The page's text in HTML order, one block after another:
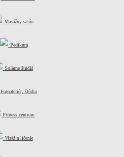
Masážny salón
Pedikúra
Solárne štúdiá
Fotoateliér, štúdio
Fitness centrum
Vizáž a líčenie